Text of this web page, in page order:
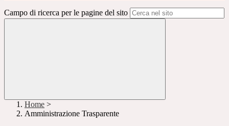
Campo di ricerca per le pagine del sito
Home >
Amministrazione Trasparente